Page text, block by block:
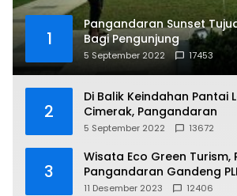
1
Pangandaran Sunset
Bagi Pengunjung
5 September 2022 17453
2
Di Balik Keindahan Pantai
Cimerak, Pangandaran
5 September 2022 13672
3
Wisata Eco Green Turism,
Pangandaran Gandeng
11 Desember 2023 12406